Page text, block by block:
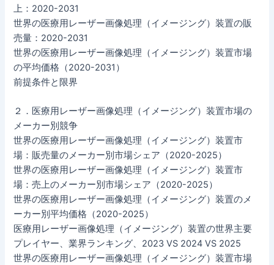
上：2020-2031
世界の医療用レーザー画像処理（イメージング）装置の販
売量：2020-2031
世界の医療用レーザー画像処理（イメージング）装置市場
の平均価格（2020-2031）
前提条件と限界
２．医療用レーザー画像処理（イメージング）装置市場の
メーカー別競争
世界の医療用レーザー画像処理（イメージング）装置市
場：販売量のメーカー別市場シェア（2020-2025）
世界の医療用レーザー画像処理（イメージング）装置市
場：売上のメーカー別市場シェア（2020-2025）
世界の医療用レーザー画像処理（イメージング）装置のメ
ーカー別平均価格（2020-2025）
医療用レーザー画像処理（イメージング）装置の世界主要
プレイヤー、業界ランキング、2023 VS 2024 VS 2025
世界の医療用レーザー画像処理（イメージング）装置市場